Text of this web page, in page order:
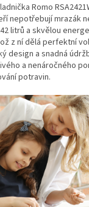
Romo
nepotřebují mrazák
litrů a skvělou
z ní dělá perfektní
design a snadná
a nenáročného
potravin.